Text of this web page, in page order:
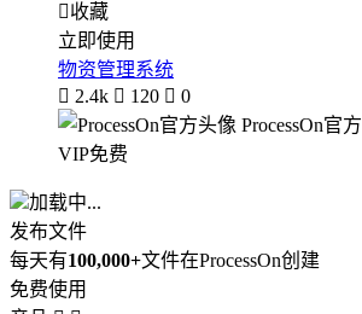
收藏
立即使用
物资管理系统
 2.4k  120  0
ProcessOn官方
VIP免费
加载中...
发布文件
每天有100,000+文件在ProcessOn创建
免费使用